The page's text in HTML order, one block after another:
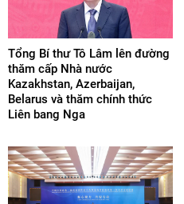
Tổng Bí thư Tô Lâm lên đường
thăm cấp Nhà nước
Kazakhstan, Azerbaijan,
Belarus và thăm chính thức
Liên bang Nga